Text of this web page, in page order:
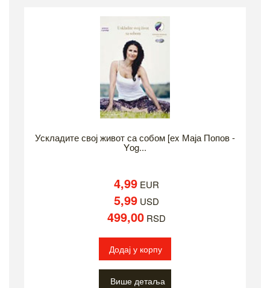
Ускладите свој живот са собом [еx Маја Попов -
Yоg...
4,99 EUR
5,99 USD
499,00 RSD
Додај у корпу
Више детаља